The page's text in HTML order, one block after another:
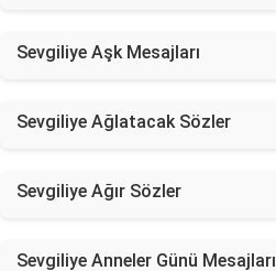
Sevgiliye Aşk Mesajları
Sevgiliye Ağlatacak Sözler
Sevgiliye Ağır Sözler
Sevgiliye Anneler Günü Mesajları